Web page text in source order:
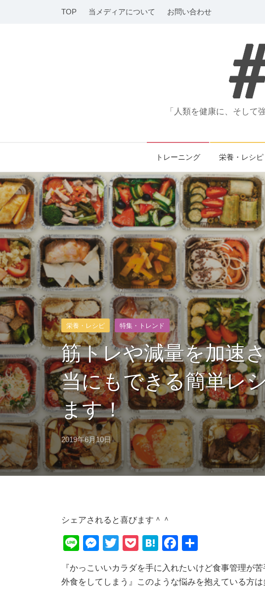
TOP 当メディアについて お問い合わせ
「人類を健康に、そし
トレーニング 栄養・レシピ
栄養・レシピ 特集・トレンド
筋トレや減量を加速
当にもできる簡単レ
ます！
2019年6月10日
シェアされると喜びます＾＾
Li
e
M
ss
T
tt
P
ck
H
e
F
c
『かっこいいカラダを手に入れたいけど食事管理が
外食をしてしまう』このような悩みを抱えている方は